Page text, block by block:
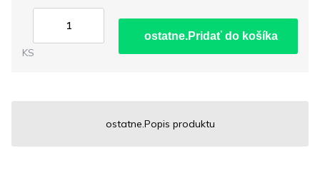
KS
ostatne.Pridať do košíka
ostatne.Popis produktu